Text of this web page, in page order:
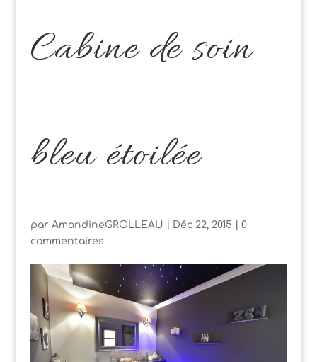
Cabine de soin
bleu étoilée
par AmandineGROLLEAU Déc 22, 2015
0
commentaires